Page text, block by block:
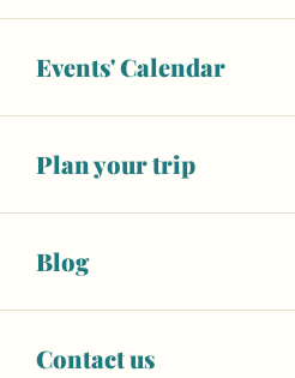
Events' Calendar
Plan your trip
Blog
Contact us
Opening hours & contact
BOOKING